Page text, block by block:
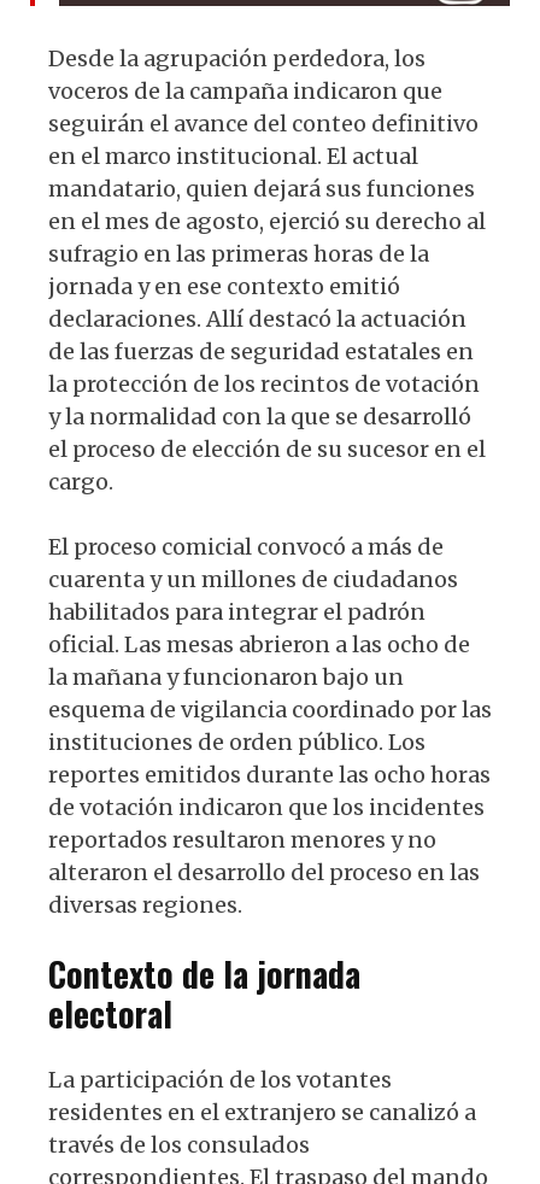
Desde la agrupación perdedora, los
voceros de la campaña indicaron que
seguirán el avance del conteo definitivo
en el marco institucional. El actual
mandatario, quien dejará sus funciones
en el mes de agosto, ejerció su derecho al
sufragio en las primeras horas de la
jornada y en ese contexto emitió
declaraciones. Allí destacó la actuación
de las fuerzas de seguridad estatales en
la protección de los recintos de votación
y la normalidad con la que se desarrolló
el proceso de elección de su sucesor en el
cargo.
El proceso comicial convocó a más de
cuarenta y un millones de ciudadanos
habilitados para integrar el padrón
oficial. Las mesas abrieron a las ocho de
la mañana y funcionaron bajo un
esquema de vigilancia coordinado por las
instituciones de orden público. Los
reportes emitidos durante las ocho horas
de votación indicaron que los incidentes
reportados resultaron menores y no
alteraron el desarrollo del proceso en las
diversas regiones.
Contexto de la jornada
electoral
La participación de los votantes
residentes en el extranjero se canalizó a
través de los consulados
correspondientes. El traspaso del mando